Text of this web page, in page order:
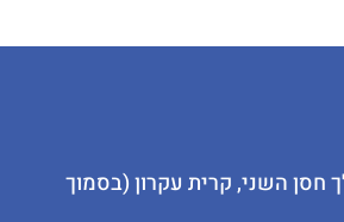
חסן השני, קרית עקרון (בסמוך